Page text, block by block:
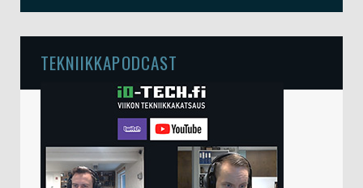
TEKNIIKKAPODCAST